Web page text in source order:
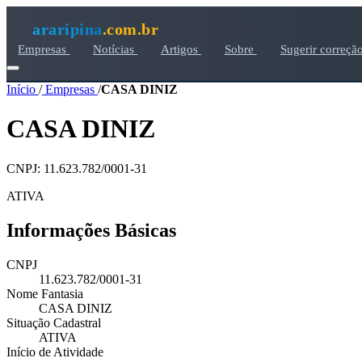
araripina.com.br
Empresas Notícias Artigos Sobre Sugerir
Início /Empresas /CASA DINIZ
CASA DINIZ
CNPJ: 11.623.782/0001-31
ATIVA
Informações Básicas
CNPJ
11.623.782/0001-31
Nome Fantasia
CASA DINIZ
Situação Cadastral
ATIVA
Início de Atividade